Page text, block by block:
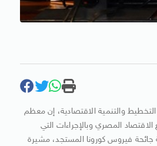
والتنمية الاقتصادية، إن معظم
الاقتصاد المصري وبالإجراءات التي
جائحة فيروس كورونا المستجد، مشيرة